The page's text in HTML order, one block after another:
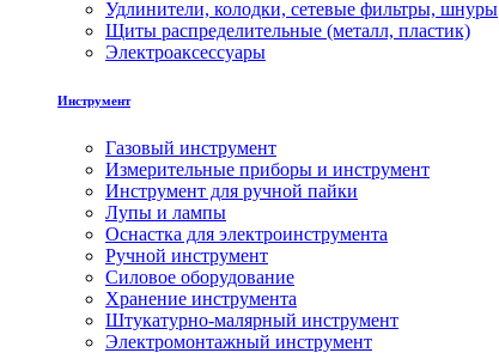
Удлинители, колодки, сетевые фильтры, шнуры
Щиты распределительные (металл, пластик)
Электроаксессуары
Инструмент
Газовый инструмент
Измерительные приборы и инструмент
Инструмент для ручной пайки
Лупы и лампы
Оснастка для электроинструмента
Ручной инструмент
Силовое оборудование
Хранение инструмента
Штукатурно-малярный инструмент
Электромонтажный инструмент